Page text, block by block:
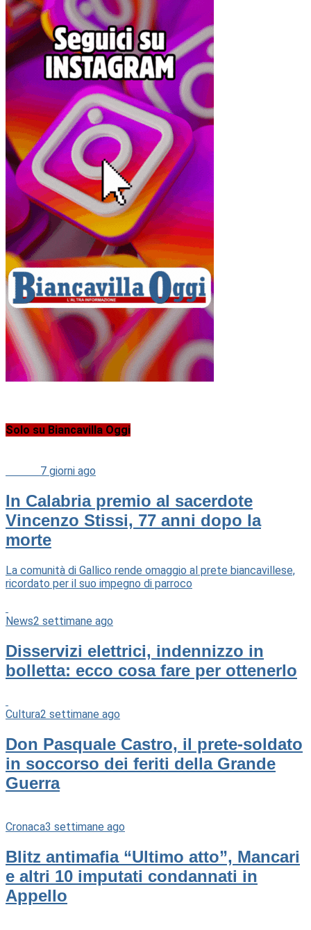
Solo su Biancavilla Oggi
7 giorni ago
In Calabria premio al sacerdote
Vincenzo Stissi, 77 anni dopo la
morte
La comunità di Gallico rende omaggio al prete biancavillese,
ricordato per il suo impegno di parroco
News2 settimane ago
Disservizi elettrici, indennizzo in
bolletta: ecco cosa fare per ottenerlo
Cultura2 settimane ago
Don Pasquale Castro, il prete-soldato
in soccorso dei feriti della Grande
Guerra
Cronaca3 settimane ago
Blitz antimafia “Ultimo atto”, Mancari
e altri 10 imputati condannati in
Appello